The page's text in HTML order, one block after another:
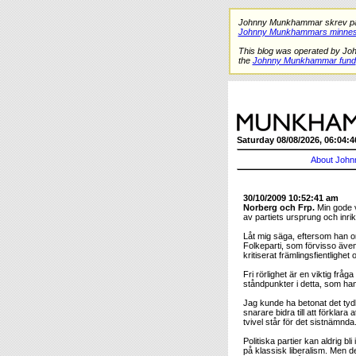
Johnny Munkhammar skrev
Johnny Munkhammars
This blog was operated by
the Johnny Munkhammar fund.
Saturday 08/08/2026,
About
30/10/2009 10:52:41 am
Norberg och Frp. Min gode
av partiets ursprung och
Låt mig säga, eftersom han
Folkeparti, som förvisso
kritiserat främlingsfientlighet
Fri rörlighet är en viktig
ståndpunkter i detta, som
Jag kunde ha betonat det
snarare bidra till att förklara
tvivel står för det sistnämnda.
Politiska partier kan aldrig
på klassisk liberalism. Men